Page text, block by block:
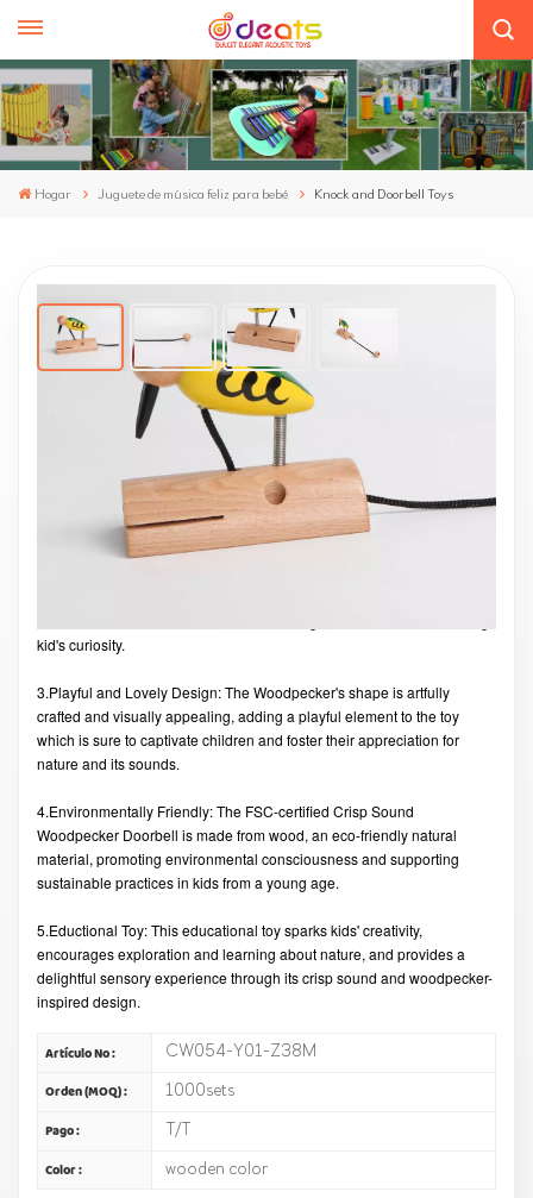
Hogar Juguete de música feliz para bebé Knock and Doorbell Toys
Knock And Doorbell Toys
1.Develops Intelligence: The Woodpecker Sound Crisp castanets are
designed for kids aged 0 to 24 months and 2 to 4 years old, promoting
cognitive and sensory development through pretend educational toys
and the developmental intelligence.
kid's curiosity.
3.Playful and Lovely Design: The Woodpecker's shape is artfully
crafted and visually appealing, adding a playful element to the toy
which is sure to captivate children and foster their appreciation for
nature and its sounds.
4.Environmentally Friendly: The FSC-certified Crisp Sound
Woodpecker Doorbell is made from wood, an eco-friendly natural
material, promoting environmental consciousness and supporting
sustainable practices in kids from a young age.
5.Eductional Toy: This educational toy sparks kids' creativity,
encourages exploration and learning about nature, and provides a
delightful sensory experience through its crisp sound and woodpecker-
inspired design.
Artículo No : CW054-Y01-Z38M
Orden (MOQ) : 1000sets
Pago : T/T
Color : wooden color